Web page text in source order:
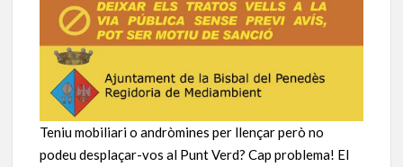
Teniu mobiliari o andròmines per llençar però no
podeu desplaçar-vos al Punt Verd? Cap problema! El